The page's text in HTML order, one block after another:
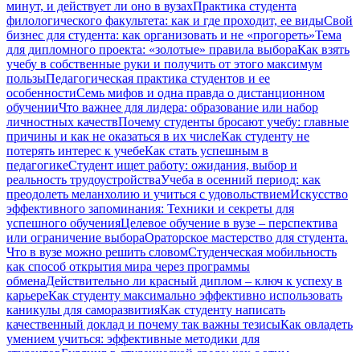
минут, и действует ли оно в вузахПрактика студента
филологического факультета: как и где проходит, ее видыСвой
бизнес для студента: как организовать и не «прогореть»Тема
для дипломного проекта: «золотые» правила выбораКак взять
учебу в собственные руки и получить от этого максимум
пользыПедагогическая практика студентов и ее
особенностиСемь мифов и одна правда о дистанционном
обученииЧто важнее для лидера: образование или набор
личностных качествПочему студенты бросают учебу: главные
причины и как не оказаться в их числеКак студенту не
потерять интерес к учебеКак стать успешным в
педагогикеСтудент ищет работу: ожидания, выбор и
реальность трудоустройстваУчеба в осенний период: как
преодолеть меланхолию и учиться с удовольствиемИскусство
эффективного запоминания: Техники и секреты для
успешного обученияЦелевое обучение в вузе – перспектива
или ограничение выбораОраторское мастерство для студента.
Что в вузе можно решить словомСтуденческая мобильность
как способ открытия мира через программы
обменаДействительно ли красный диплом – ключ к успеху в
карьереКак студенту максимально эффективно использовать
каникулы для саморазвитияКак студенту написать
качественный доклад и почему так важны тезисыКак овладеть
умением учиться: эффективные методики для